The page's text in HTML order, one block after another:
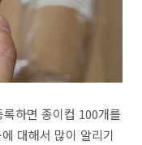
하면 종이컵 100개를
대해서 많이 알리기